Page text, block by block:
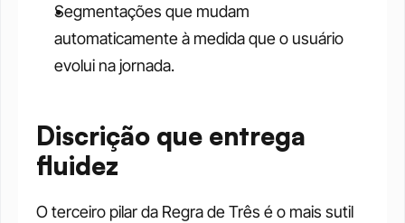
Segmentações que mudam
automaticamente à medida que o usuário
evolui na jornada.
Discrição que entrega
fluidez
O terceiro pilar da Regra de Três é o mais sutil